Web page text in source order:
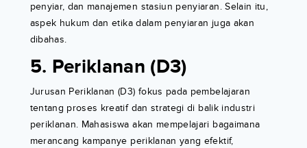
penyiar, dan manajemen stasiun penyiaran. Selain itu,
aspek hukum dan etika dalam penyiaran juga akan
dibahas.
5. Periklanan (D3)
Jurusan Periklanan (D3) fokus pada pembelajaran
tentang proses kreatif dan strategi di balik industri
periklanan. Mahasiswa akan mempelajari bagaimana
merancang kampanye periklanan yang efektif,